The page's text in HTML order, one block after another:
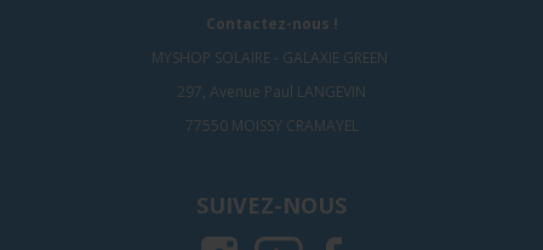
Contactez-nous !
MYSHOP SOLAIRE - GALAXIE GREEN
297, Avenue Paul LANGEVIN
77550 MOISSY CRAMAYEL
SUIVEZ-NOUS